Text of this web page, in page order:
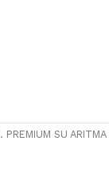
. PREMIUM SU ARITMA